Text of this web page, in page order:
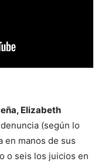
Elizabeth
(según lo
en manos de sus
o seis los juicios en